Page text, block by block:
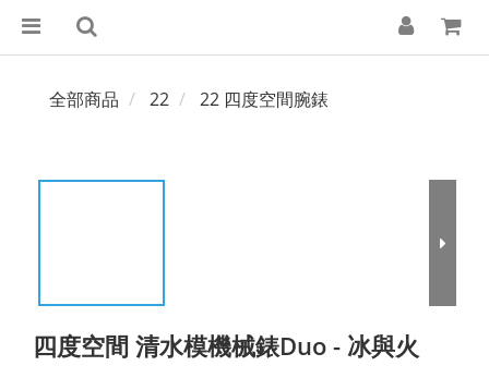
全部商品 22 22 四度空間腕錶
四度空間 清水模機械錶Duo - 冰與火